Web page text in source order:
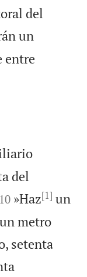
del
un
entre
del


10 »Haz[1] un
metro
setenta